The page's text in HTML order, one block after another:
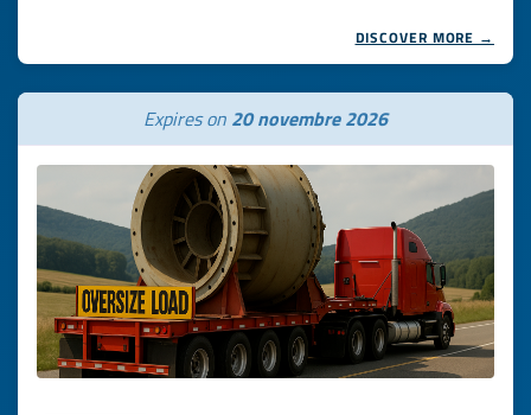
DISCOVER MORE →
Expires on 20 novembre 2026